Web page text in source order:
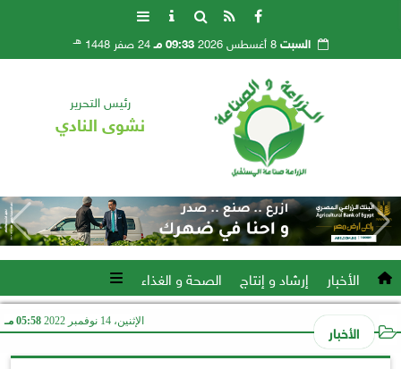
السبت8 أغسطس 2026 09:33 مـ 24 صفر 1448 هـ
رئيس التحرير
نشوى النادي
الأخبار إرشاد و إنتاج الصحة و الغذاء
الأخبار الإثنين، 14 نوفمبر 2022 05:58 مـ